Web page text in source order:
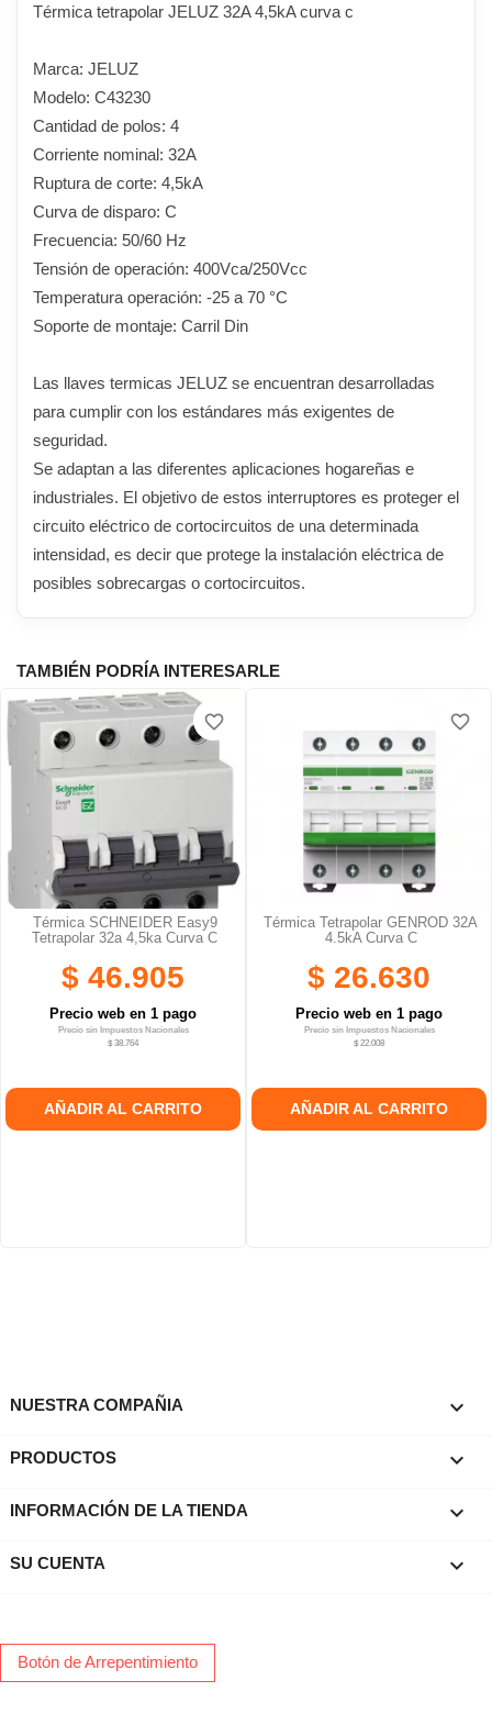
Térmica tetrapolar JELUZ 32A 4,5kA curva c
Marca: JELUZ
Modelo: C43230
Cantidad de polos: 4
Corriente nominal: 32A
Ruptura de corte: 4,5kA
Curva de disparo: C
Frecuencia: 50/60 Hz
Tensión de operación: 400Vca/250Vcc
Temperatura operación: -25 a 70 °C
Soporte de montaje: Carril Din
Las llaves termicas JELUZ se encuentran desarrolladas
para cumplir con los estándares más exigentes de
seguridad.
Se adaptan a las diferentes aplicaciones hogareñas e
industriales. El objetivo de estos interruptores es proteger el
circuito eléctrico de cortocircuitos de una determinada
intensidad, es decir que protege la instalación eléctrica de
posibles sobrecargas o cortocircuitos.
TAMBIÉN PODRÍA INTERESARLE
Térmica SCHNEIDER Easy9
Tetrapolar 32a 4,5ka Curva C
$ 46.905
Precio web en 1 pago
Precio sin Impuestos Nacionales
$ 38.764
AÑADIR AL CARRITO
favorite_border
Térmica Tetrapolar GENROD 32A
4.5kA Curva C
$ 26.630
Precio web en 1 pago
Precio sin Impuestos Nacionales
$ 22.008
AÑADIR AL CARRITO
favorite_border
NUESTRA COMPAÑIA 
PRODUCTOS 
INFORMACIÓN DE LA TIENDA keyboard_arrow_down
SU CUENTA 
Botón de Arrepentimiento